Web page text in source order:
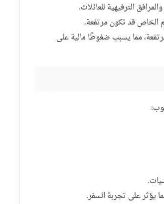
الترفيهية للعائلات.
الخاص قد تكون مرتفعة.
مما يسبب ضغوطًا مالية على
يؤثر على تجربة السفر.